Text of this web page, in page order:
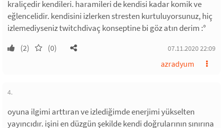
kraliçedir kendileri. haramileri de kendisi kadar komik ve
eğlencelidir. kendisini izlerken stresten kurtuluyorsunuz, hiç
izlemediyseniz twitchdivaç konseptine bi göz atın derim :°
(2) (0) 07.11.2020 22:09
azradyum
4.
oyuna ilgimi arttıran ve izlediğimde enerjimi yükselten
yayıncıdır. işini en düzgün şekilde kendi doğrularının sınırına